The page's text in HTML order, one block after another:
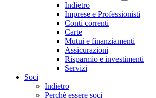
Indietro
Imprese e Professionisti
Conti correnti
Carte
Mutui e finanziamenti
Assicurazioni
Risparmio e investimenti
Servizi
Soci
Indietro
Perchè essere soci